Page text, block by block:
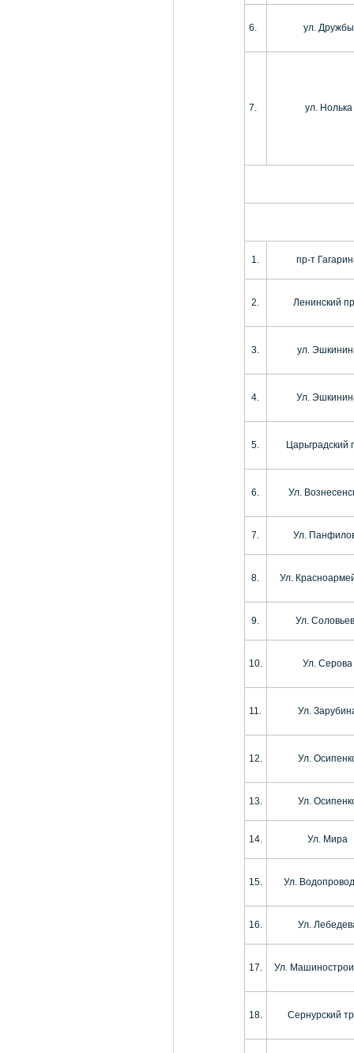
6. ул. Дружбы
7. ул. Нолька
1. пр-т
2. Ленинский
3. ул.
4. Ул.
5. Царьградский
6. Ул.
7. Ул.
8. Ул.
9. Ул.
10. Ул. Серова
11. Ул.
12. Ул.
13. Ул.
14. Ул. Мира
15. Ул.
16. Ул.
17. Ул.
18. Сернурский